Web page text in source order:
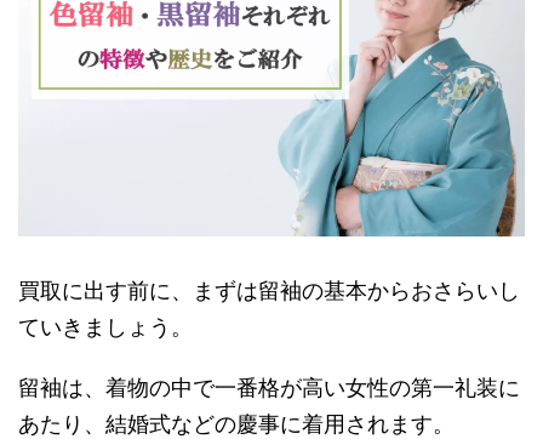
買取に出す前に、まずは留袖の基本からおさらいし
ていきましょう。
留袖は、着物の中で一番格が高い女性の第一礼装に
あたり、結婚式などの慶事に着用されます。